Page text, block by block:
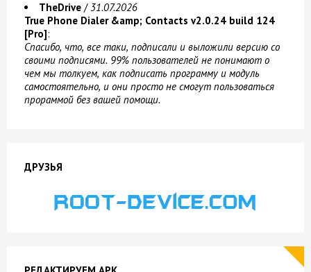
TheDrive /31.07.2026
True Phone Dialer &amp; Contacts v2.0.24 build 124
[Pro]:
Спасибо, что, все таки, подписали и выложили версию со
своими подписями. 99% пользователей не понимают о
чем мы толкуем, как подписать программу и модуль
самостоятельно, и они просто не смогут пользоваться
прораммой без вашей помощи.
ДРУЗЬЯ